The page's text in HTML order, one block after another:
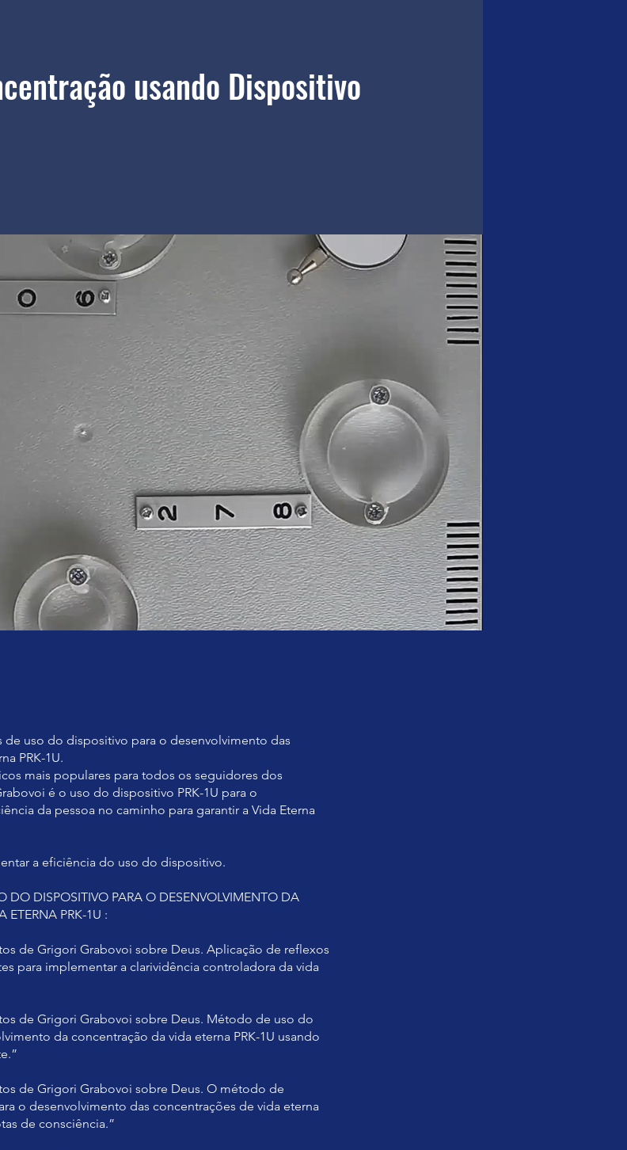
usando Dispositivo
uso do dispositivo para o desenvolvimento das
PRK-1U.
mais populares para todos os seguidores dos
é o uso do dispositivo PRK-1U para o
da pessoa no caminho para garantir a Vida Eterna
a eficiência do uso do dispositivo.
DO DISPOSITIVO PARA O DESENVOLVIMENTO DA
ETERNA PRK-1U :
de Grigori Grabovoi sobre Deus. Aplicação de reflexos
para implementar a clarividência controladora da vida
de Grigori Grabovoi sobre Deus. Método de uso do
da concentração da vida eterna PRK-1U usando
de Grigori Grabovoi sobre Deus. O método de
o desenvolvimento das concentrações de vida eterna
de consciência.”